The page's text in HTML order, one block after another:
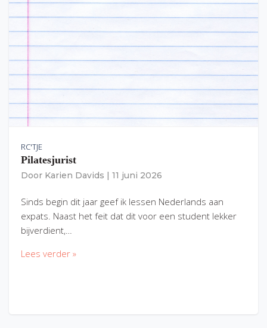
RC'TJE
Pilatesjurist
Door Karien Davids 11 juni 2026
Sinds begin dit jaar geef ik lessen Nederlands aan
expats. Naast het feit dat dit voor een student lekker
bijverdient,…
Lees verder »